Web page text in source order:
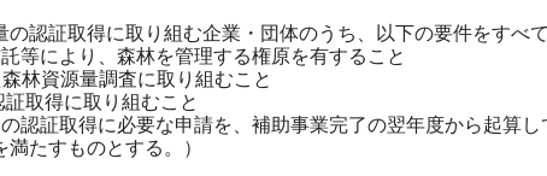
認証取得に取り組む企業・団体のうち、以下の要件をすべ
等により、森林を管理する権原を有すること
林資源量調査に取り組むこと
取得に取り組むこと
証取得に必要な申請を、補助事業完了の翌年度から起算し
たすものとする。）